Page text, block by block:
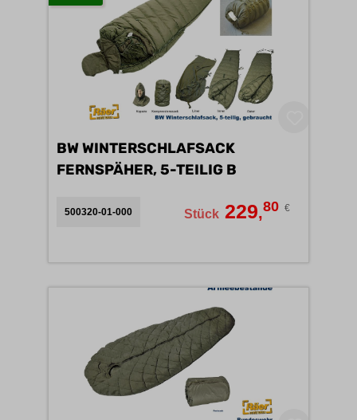
BW WINTERSCHLAFSACK
FERNSPÄHER, 5-TEILIG B
500320-01-000 Stück 229,80 €